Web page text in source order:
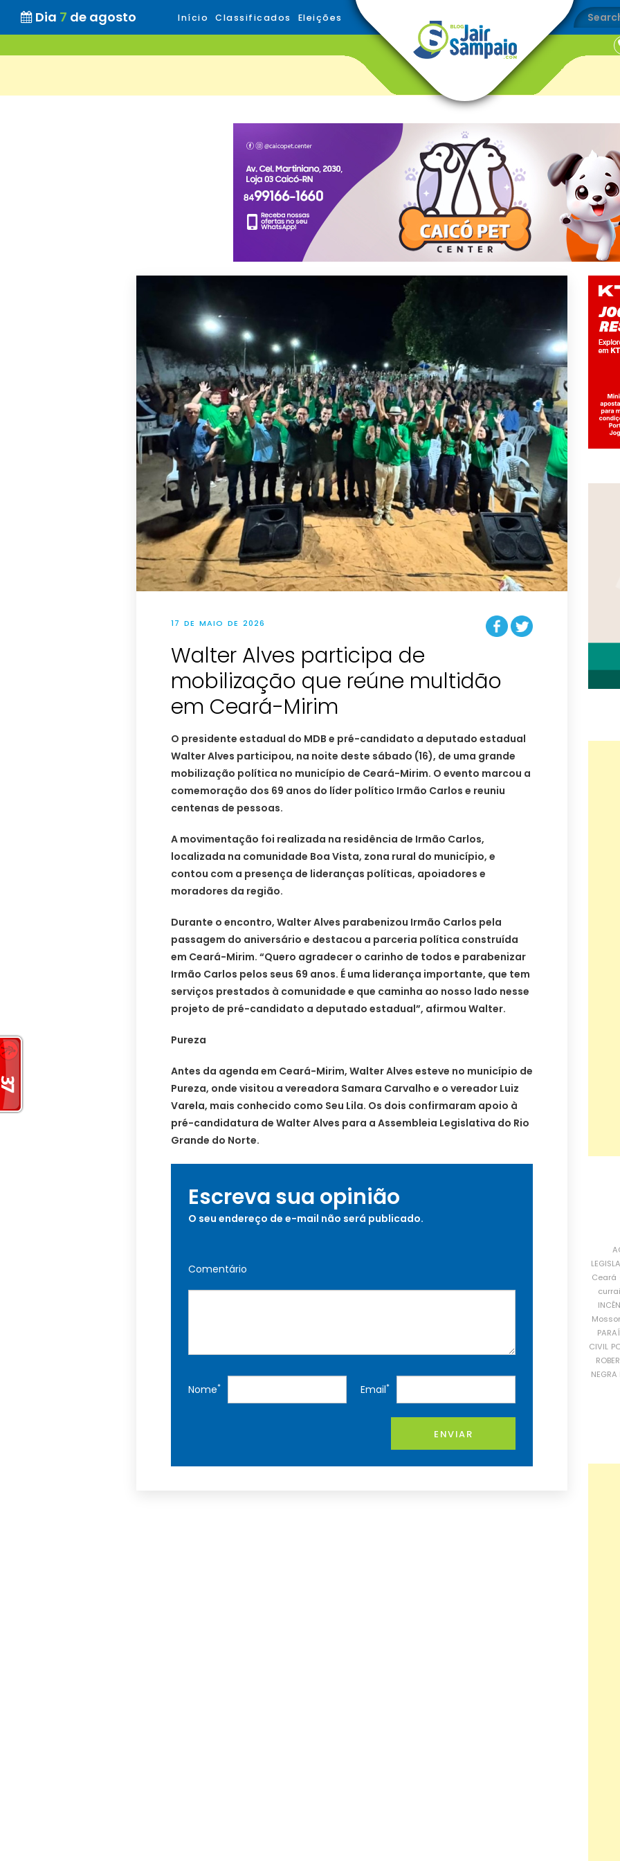
Dia 7 de agosto Início Classificados Eleições
17 DE MAIO DE 2026
Walter Alves participa de
mobilização que reúne multidão
em Ceará-Mirim
O presidente estadual do MDB e pré-candidato a deputado estadual
Walter Alves participou, na noite deste sábado (16), de uma grande
mobilização política no município de Ceará-Mirim. O evento marcou a
comemoração dos 69 anos do líder político Irmão Carlos e reuniu
centenas de pessoas.
A movimentação foi realizada na residência de Irmão Carlos,
localizada na comunidade Boa Vista, zona rural do município, e
contou com a presença de lideranças políticas, apoiadores e
moradores da região.
Durante o encontro, Walter Alves parabenizou Irmão Carlos pela
passagem do aniversário e destacou a parceria política construída
em Ceará-Mirim. “Quero agradecer o carinho de todos e parabenizar
Irmão Carlos pelos seus 69 anos. É uma liderança importante, que tem
serviços prestados à comunidade e que caminha ao nosso lado nesse
projeto de pré-candidato a deputado estadual”, afirmou Walter.
Pureza
Antes da agenda em Ceará-Mirim, Walter Alves esteve no município de
Pureza, onde visitou a vereadora Samara Carvalho e o vereador Luiz
Varela, mais conhecido como Seu Lila. Os dois confirmaram apoio à
pré-candidatura de Walter Alves para a Assembleia Legislativa do Rio
Grande do Norte.
Escreva sua opinião
O seu endereço de e-mail não será publicado.
Comentário
Nome* Email*
ENVIAR
Ceará
CIVIL
NEGRA